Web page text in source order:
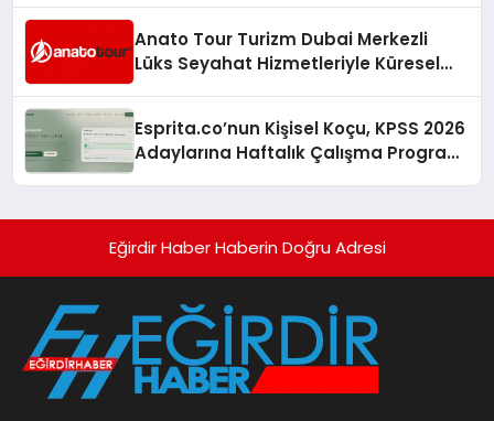
Anato Tour Turizm Dubai Merkezli
Lüks Seyahat Hizmetleriyle Küresel
Esprita.co’nun Kişisel Koçu, KPSS 2026
Adaylarına Haftalık Çalışma Programı
Eğirdir Haber Haberin Doğru Adresi